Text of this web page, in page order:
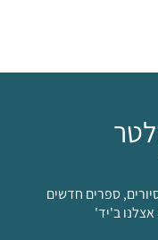
ספרים חדשים
ב'יד'